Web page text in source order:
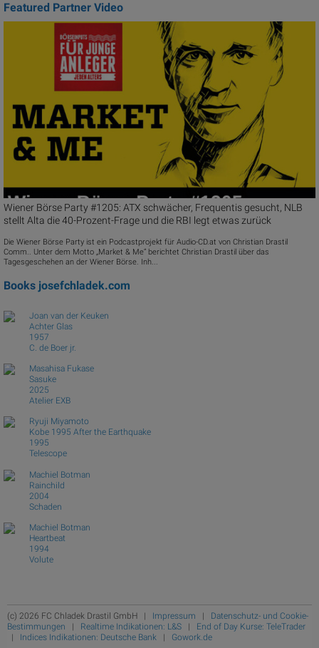
Featured Partner Video
Wiener Börse Party #1205: ATX schwächer, Frequentis gesucht, NLB
stellt Alta die 40-Prozent-Frage und die RBI legt etwas zurück
Die Wiener Börse Party ist ein Podcastprojekt für Audio-CD.at von Christian Drastil
Comm.. Unter dem Motto „Market & Me“ berichtet Christian Drastil über das
Tagesgeschehen an der Wiener Börse. Inh...
Books josefchladek.com
Joan van der Keuken
Achter Glas
1957
C. de Boer jr.
Masahisa Fukase
Sasuke
2025
Atelier EXB
Ryuji Miyamoto
Kobe 1995 After the Earthquake
1995
Telescope
Machiel Botman
Rainchild
2004
Schaden
Machiel Botman
Heartbeat
1994
Volute
(c) 2026 FC Chladek Drastil GmbH | Impressum | Datenschutz- und Cookie-
Bestimmungen | Realtime Indikationen: L&S | End of Day Kurse: TeleTrader
| Indices Indikationen: Deutsche Bank | Gowork.de